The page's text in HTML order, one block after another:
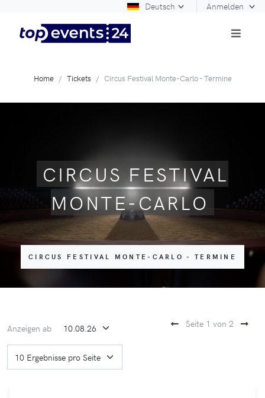
Deutsch Anmelden
Home Tickets Circus Festival Monte-Carlo - Termine
CIRCUS FESTIVAL
MONTE-CARLO
CIRCUS FESTIVAL MONTE-CARLO - TERMINE
Anzeigen ab Seite 1 von 2